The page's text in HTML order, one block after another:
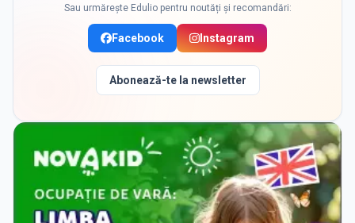
Sau urmărește Edulio pentru noutăți și recomandări:
Facebook Instagram
Abonează-te la newsletter